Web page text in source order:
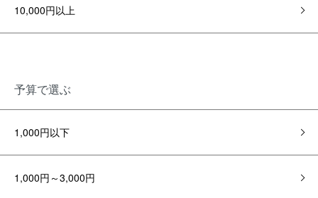
10,000円以上
予算で選ぶ
1,000円以下
1,000円～3,000円